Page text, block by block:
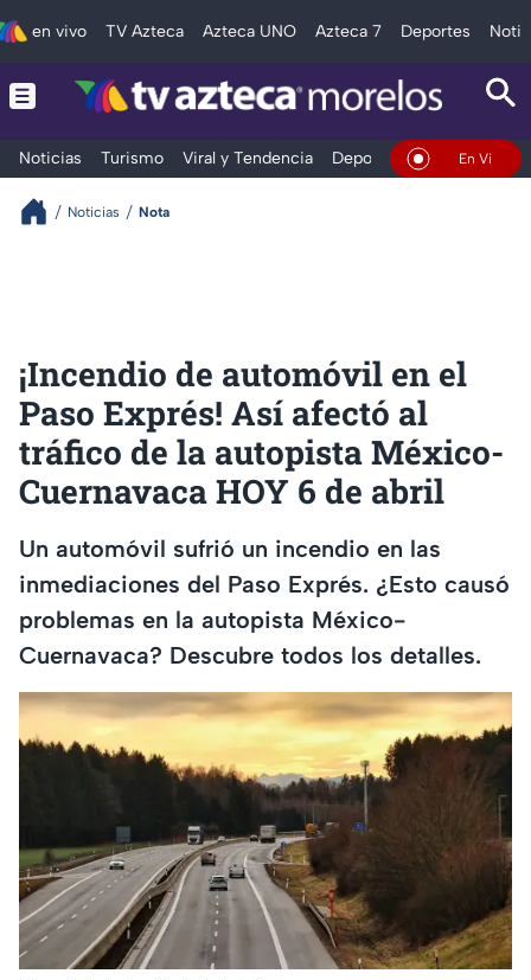
en vivo TV Azteca Azteca UNO Azteca 7 Deportes
Noticias Turismo Viral y Tendencia Deportes Espectáculos
En Vivo
Noticias Nota
¡Incendio de automóvil en el
Paso Exprés! Así afectó al
tráfico de la autopista México-
Cuernavaca HOY 6 de abril
Un automóvil sufrió un incendio en las
inmediaciones del Paso Exprés. ¿Esto causó
problemas en la autopista México-
Cuernavaca? Descubre todos los detalles.